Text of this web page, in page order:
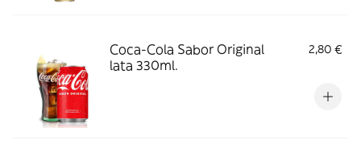
Coca-Cola Sabor Original
lata 330ml.
2,80 €